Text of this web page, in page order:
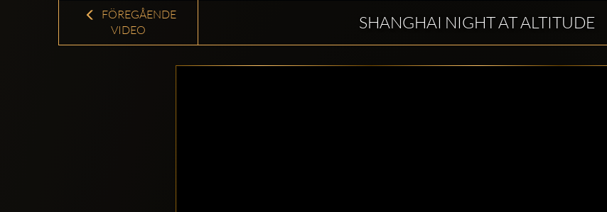
FÖREGÅENDE
VIDEO
SHANGHAI NIGHT AT ALTITUDE